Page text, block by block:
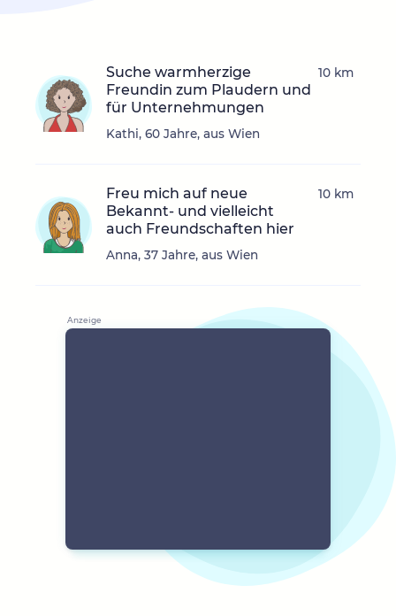
Suche warmherzige
Freundin zum Plaudern und
für Unternehmungen
Kathi, 60 Jahre, aus Wien
10 km
Freu mich auf neue
Bekannt- und vielleicht
auch Freundschaften hier
Anna, 37 Jahre, aus Wien
10 km